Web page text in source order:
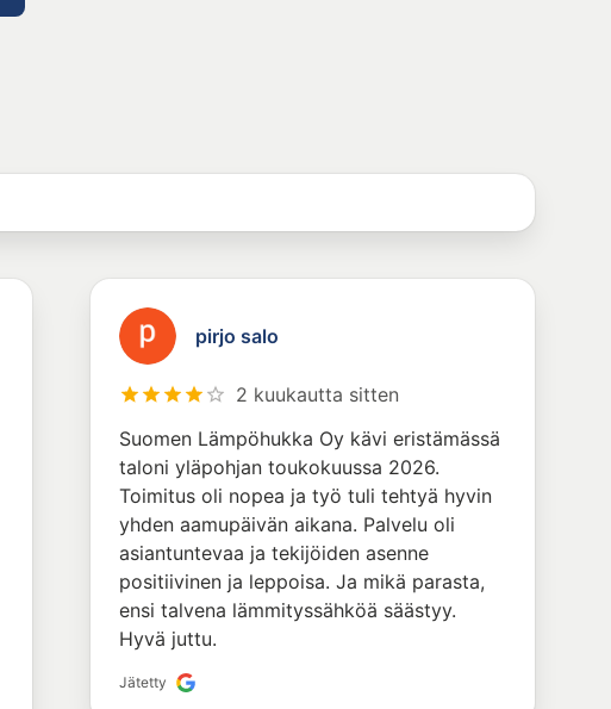
pirjo salo
2 kuukautta sitten
Suomen Lämpöhukka Oy kävi eristämässä
taloni yläpohjan toukokuussa 2026.
Toimitus oli nopea ja työ tuli tehtyä hyvin
yhden aamupäivän aikana. Palvelu oli
asiantuntevaa ja tekijöiden asenne
positiivinen ja leppoisa. Ja mikä parasta,
ensi talvena lämmityssähköä säästyy.
Hyvä juttu.
Jätetty